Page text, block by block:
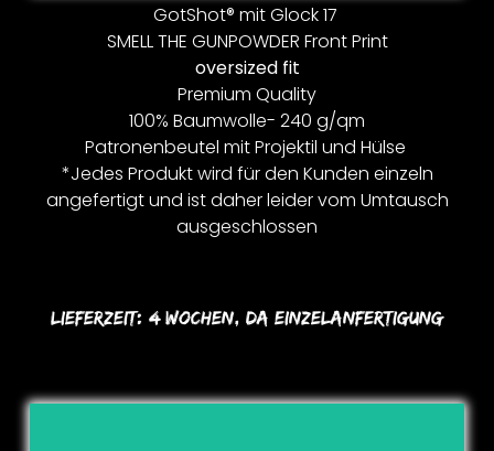
GotShot® mit Glock 17
SMELL THE GUNPOWDER Front Print
oversized fit
Premium Quality
100% Baumwolle- 240 g/qm
Patronenbeutel mit Projektil und Hülse
*Jedes Produkt wird für den Kunden einzeln
angefertigt und ist daher leider vom Umtausch
ausgeschlossen
Lieferzeit: 4 Wochen, Da Einzelanfertigung